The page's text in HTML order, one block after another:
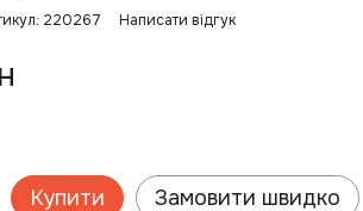
220267 Написати відгук
Купити Замовити швидко